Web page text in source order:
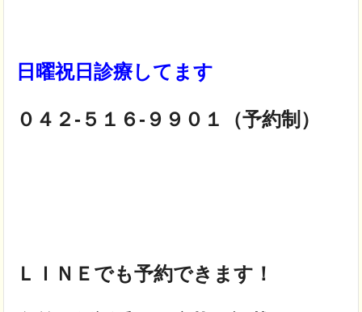
日曜祝日診療してます
０４２-５１６-９９０１（予約制）
ＬＩＮＥでも予約できます！